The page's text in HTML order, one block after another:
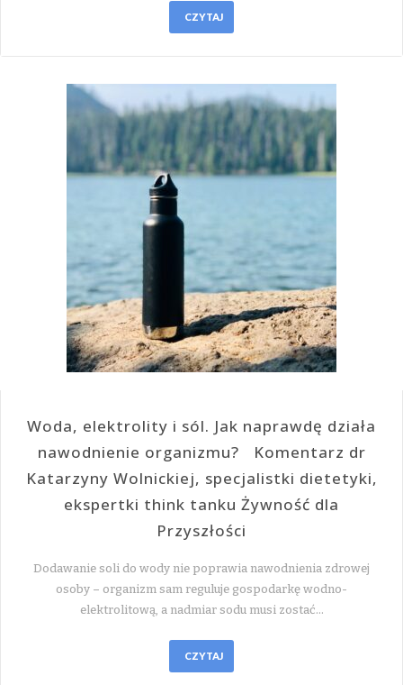
CZYTAJ
Woda, elektrolity i sól. Jak naprawdę działa
nawodnienie organizmu? Komentarz dr
Katarzyny Wolnickiej, specjalistki dietetyki,
ekspertki think tanku Żywność dla
Przyszłości
Dodawanie soli do wody nie poprawia nawodnienia zdrowej
osoby – organizm sam reguluje gospodarkę wodno-
elektrolitową, a nadmiar sodu musi zostać…
CZYTAJ